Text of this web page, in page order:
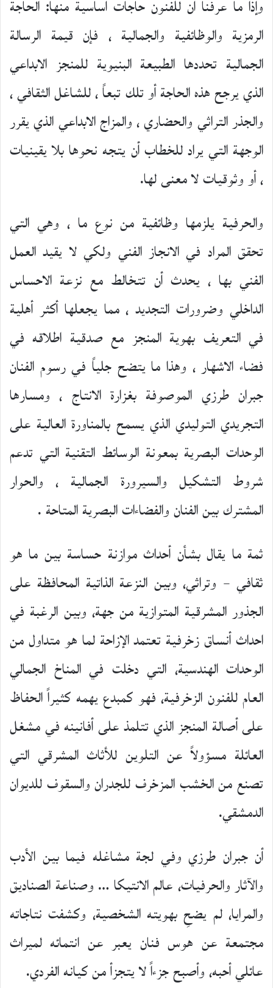
وإذا ما عرفنا أن للفنون حاجات أساسية منها: الحاجة
الرمزية والوظائفية والجمالية ، فإن قيمة الرسالة
الجمالية تحددها الطبيعة البنيوية للمنجز الابداعي
الذي يرجح هذه الحاجة أو تلك تبعاً ، للشاغل الثقافي ،
والجذر التراثي والحضاري ، والمزاج الابداعي الذي يقرر
الوجهة التي يراد للخطاب أن يتجه نحوها بلا يقينيات
، أو وثوقيات لا معنى لها.
والحرفية يلزمها وظائفية من نوع ما ، وهي التي
تحقق المراد في الانجاز الفني ولكي لا يقيد العمل
الفني بها ، يحدث أن تتخالط مع نزعة الاحساس
الداخلي وضرورات التجديد ، مما يجعلها أكثر أهلية
في التعريف بهوية المنجز مع صدقية اطلاقه في
فضاء الاشهار ، وهذا ما يتضح جلياً في رسوم الفنان
جبران طرزي الموصوفة بغزارة الانتاج ، ومسارها
التجريدي التوليدي الذي يسمح بالمناورة العالية على
الوحدات البصرية بمعونة الوسائط التقنية التي تدعم
شروط التشكيل والسيرورة الجمالية ، والحوار
المشترك بين الفنان والفضاءات البصرية المتاحة .
ثمة ما يقال بشأن أحداث موازنة حساسة بين ما هو
ثقافي – وتراثي، وبين النزعة الذاتية المحافظة على
الجذور المشرقية المتوازية من جهة، وبين الرغبة في
احداث أنساق زخرفية تعتمد الإزاحة لما هو متداول من
الوحدات الهندسية، التي دخلت في المناخ الجمالي
العام للفنون الزخرفية، فهو كمبدع يهمه كثيراً الحفاظ
على أصالة المنجز الذي تتلمذ على أفانينه في مشغل
العائلة مسؤولاً عن التلوين للأثاث المشرقي التي
تصنع من الخشب المزخرف للجدران والسقوف للديوان
الدمشقي.
أن جبران طرزي وفي لجة مشاغله فيما بين الأدب
والآثار والحرفيات، عالم الانتيكا … وصناعة الصناديق
والمرايا، لم يضحِ بهويته الشخصية، وكشفت نتاجاته
مجتمعة عن هوس فنان يعبر عن انتمائه لميراث
عائلي أحبه، وأصبح جزءاً لا يتجزأ من كيانه الفردي.